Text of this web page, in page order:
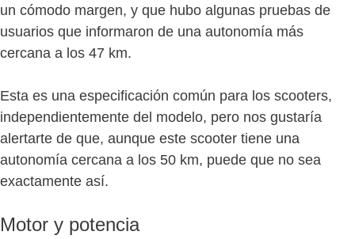
un cómodo margen, y que hubo algunas pruebas de
usuarios que informaron de una autonomía más
cercana a los 47 km.
Esta es una especificación común para los scooters,
independientemente del modelo, pero nos gustaría
alertarte de que, aunque este scooter tiene una
autonomía cercana a los 50 km, puede que no sea
exactamente así.
Motor y potencia